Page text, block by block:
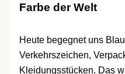
Farbe der Welt
Heute begegnet uns
Verkehrszeichen,
Kleidungsstücken. Das